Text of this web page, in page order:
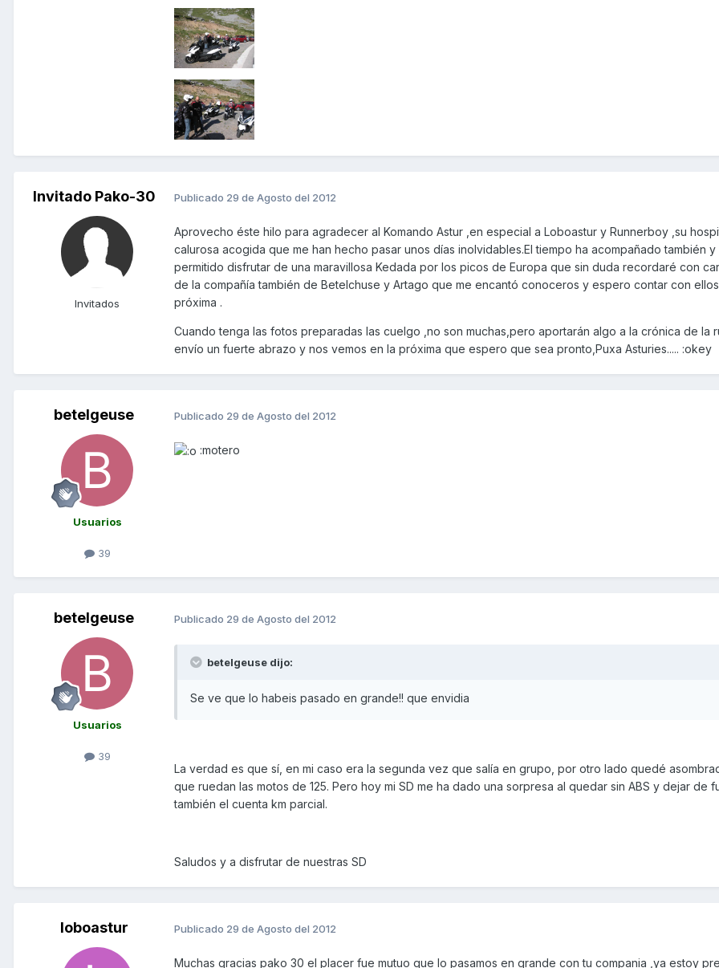
Invitado Pako-30
Invitados
Publicado 29 de Agosto del 2012
Aprovecho éste hilo para agradecer al Komando Astur ,en especial a Loboastur y Runnerboy ,su
calurosa acogida que me han hecho pasar unos días inolvidables.El tiempo ha acompañado también y
permitido disfrutar de una maravillosa Kedada por los picos de Europa que sin duda recordaré con
de la compañía también de Betelchuse y Artago que me encantó conoceros y espero contar con
próxima .
Cuando tenga las fotos preparadas las cuelgo ,no son muchas,pero aportarán algo a la crónica de la
envío un fuerte abrazo y nos vemos en la próxima que espero que sea pronto,Puxa Asturies..... :okey
betelgeuse
Usuarios
39
Publicado 29 de Agosto del 2012
:motero
betelgeuse
Usuarios
39
Publicado 29 de Agosto del 2012
betelgeuse dijo:
Se ve que lo habeis pasado en grande!! que envidia
La verdad es que sí, en mi caso era la segunda vez que salía en grupo, por otro lado quedé
que ruedan las motos de 125. Pero hoy mi SD me ha dado una sorpresa al quedar sin ABS y dejar de
también el cuenta km parcial.
Saludos y a disfrutar de nuestras SD
loboastur Publicado 29 de Agosto del 2012
Muchas gracias pako 30 el placer fue mutuo que lo pasamos en grande con tu compania ,ya estoy